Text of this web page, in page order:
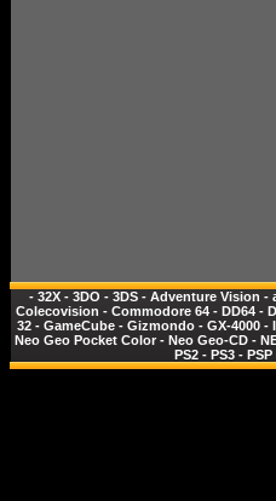
- 32X - 3DO - 3DS - Adventure Vision -
Colecovision - Commodore 64- DD64-
32 - GameCube - Gizmondo - GX-4000 -
Neo Geo Pocket Color - Neo Geo-CD -
PS2 - PS3 - PSP